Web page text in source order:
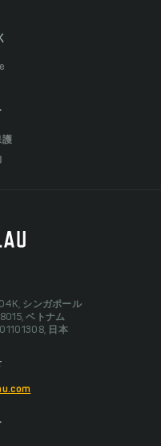
護
シンガポール
ベトナム
日本